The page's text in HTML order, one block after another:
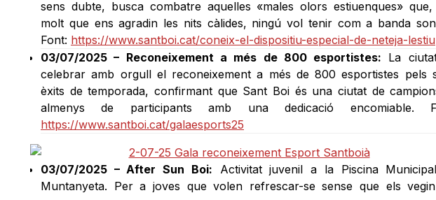
sens dubte, busca combatre aquelles «males olors estiuenques»
molt que ens agradin les nits càlides, ningú vol tenir com a banda
Font: https://www.santboi.cat/coneix-el-dispositiu-especial-de-neteja-lestiu
03/07/2025 – Reconeixement a més de 800 esportistes: La
celebrar amb orgull el reconeixement a més de 800 esportistes pels
èxits de temporada, confirmant que Sant Boi és una ciutat de
almenys de participants amb una dedicació encomiable.
https://www.santboi.cat/galaesports25
03/07/2025 – After Sun Boi: Activitat juvenil a la Piscina
Muntanyeta. Per a joves que volen refrescar-se sense que els